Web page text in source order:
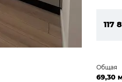
117
Общая
69,30